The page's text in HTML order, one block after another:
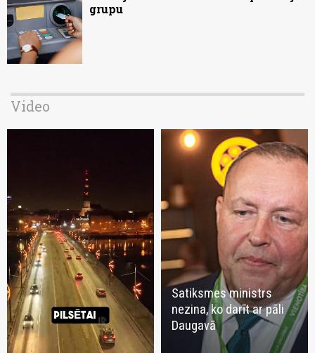
grupu
Video
Satiksmes ministrs
nezina, ko darīt ar pāli
Daugavā